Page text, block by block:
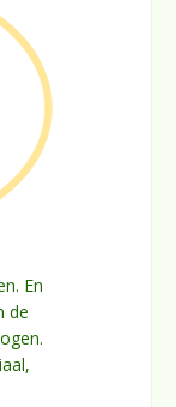
En
de